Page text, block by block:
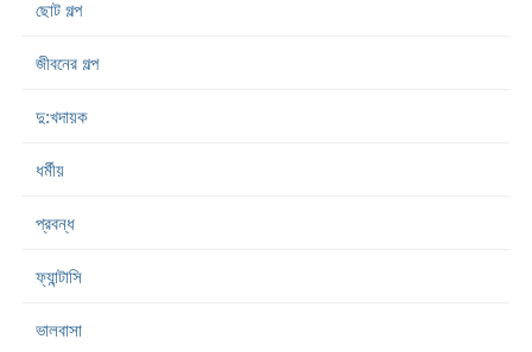
ছোট গল্প
জীবনের গল্প
দু:খদায়ক
ধর্মীয়
প্রবন্ধ
ফ্যান্টাসি
ভালবাসা